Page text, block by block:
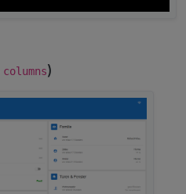
columns)